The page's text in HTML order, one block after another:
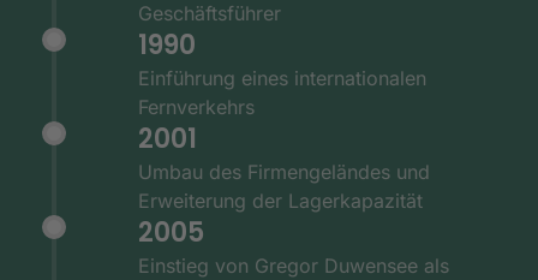
Geschäftsführer
1990
Einführung eines internationalen
Fernverkehrs
2001
Umbau des Firmengeländes und
Erweiterung der Lagerkapazität
2005
Einstieg von Gregor Duwensee als